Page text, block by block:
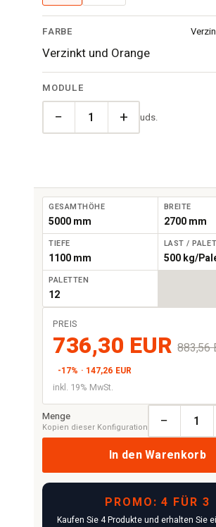
FARBE
Verzinkt und Orange
MODULE
− + uds.
GESAMTHÖHE
5000 mm
BREITE
2700 mm
TIEFE
1100 mm
LAST /
500 kg/
PALETTEN
12
PREIS
736,30 EUR 883,56
-17% · 147,26 EUR
inkl. 19% MwSt.
Menge
Kopien dieser Konfiguration −
In den Warenkorb
PROMO: 4 FÜR 3
Kaufen Sie 4 Produkte und erhalten Sie